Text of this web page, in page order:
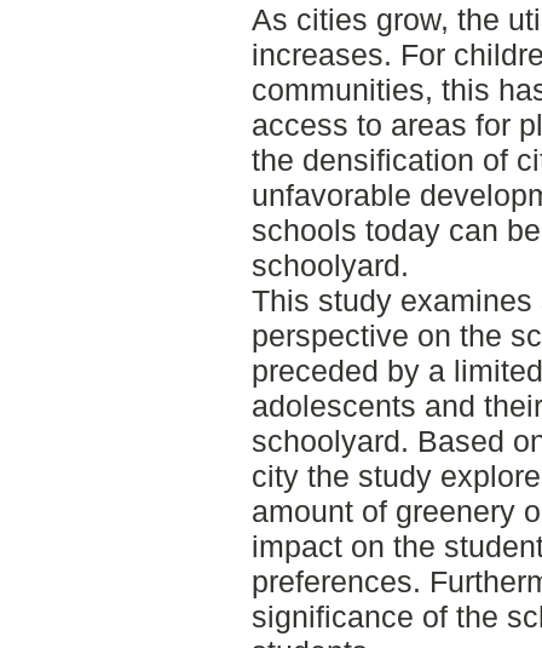
As cities grow, the
increases. For
communities, this
access to areas for
the densification of
unfavorable
schools today can
schoolyard.
This study examines
perspective on the
preceded by a
adolescents and
schoolyard. Based
city the study
amount of greenery
impact on the
preferences.
significance of the